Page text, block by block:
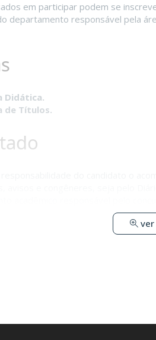
em participar podem se
departamento responsável pela
Didática.
de Títulos.
ver